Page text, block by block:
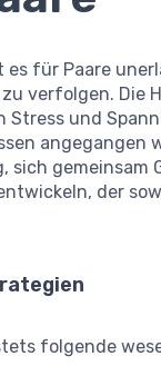
für Paare
zu verfolgen. Die
Stress und
angegangen
gemeinsam
der
folgende